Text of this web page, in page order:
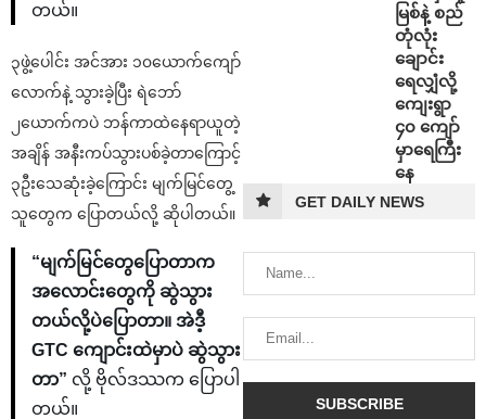
တယ်။
၃ဖွဲ့ပေါင်း အင်အား ၁၀ယောက်ကျော်
လောက်နဲ့ သွားခဲ့ပြီး ရဲဘော်
၂ယောက်ကပဲ ဘန်ကာထဲနေရာယူတဲ့
အချိန် အနီးကပ်သွားပစ်ခဲ့တာကြောင့်
၃ဦးသေဆုံးခဲ့ကြောင်း မျက်မြင်တွေ့
သူတွေက ပြောတယ်လို့ ဆိုပါတယ်။
“မျက်မြင်တွေပြောတာက
အလောင်းတွေကို ဆွဲသွား
တယ်လို့ပဲပြောတာ။ အဲဒီ့
GTC ကျောင်းထဲမှာပဲ ဆွဲသွား
တာ” လို့ ဗိုလ်ဒဿက ပြောပါ
တယ်။
မြစ်နဲ့ စည်
တုံလုံး
ချောင်း
ရေလျှံလို့
ကျေးရွာ
၄၀ ကျော်
မှာရေကြီး
နေ
GET DAILY NEWS